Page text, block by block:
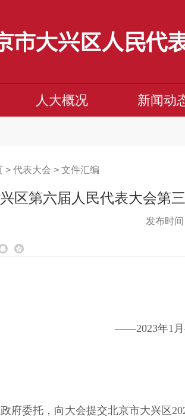
人大概况 新闻动
> 代表大会 > 文件汇编
区第六届人民代表大会第
发布时
——2023年1 月
府委托，向大会提交北京市大兴区